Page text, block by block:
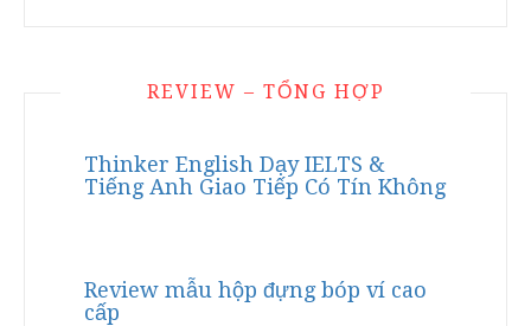
REVIEW – TỔNG HỢP
Thinker English Dạy IELTS &
Tiếng Anh Giao Tiếp Có Tín Không
Review mẫu hộp đựng bóp ví cao
cấp